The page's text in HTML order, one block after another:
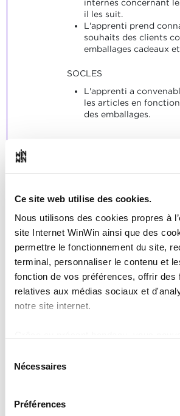
Ce site web utilise des cookies.
Nous utilisons des cookies propres à
site Internet WinWin ainsi que des
permettre le fonctionnement du site,
terminal, personnaliser le contenu et
fonction de vos préférences, offrir des
relatives aux médias sociaux et
notre site internet.
l’exception des cookies strictement
fonctionnement du site. Une
cookies est accessible sous l’onglet
Nécessaires
Préférences
internes concernant
il les suit.
L'apprenti prend
souhaits des clients
emballages cadeaux
SOCLES
L'apprenti a
les articles en
des emballages.
5
L'apprenti connaît
de sécurité
et il les applique.
INDICATEURS
ainsi que le point de
L'apprenti identifie